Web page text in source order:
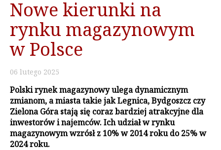
Nowe kierunki na
rynku magazynowym
w Polsce
06 lutego 2025
Polski rynek magazynowy ulega dynamicznym
zmianom, a miasta takie jak Legnica, Bydgoszcz czy
Zielona Góra stają się coraz bardziej atrakcyjne dla
inwestorów i najemców. Ich udział w rynku
magazynowym wzrósł z 10% w 2014 roku do 25% w
2024 roku.